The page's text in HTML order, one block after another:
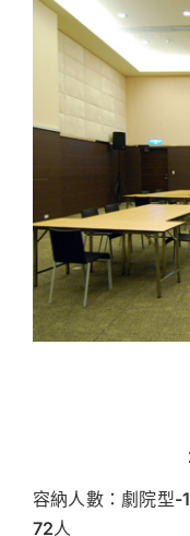
容納人數：劇院型
72人